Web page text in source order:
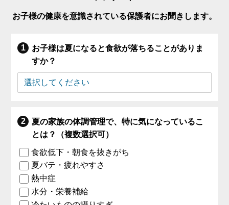
お子様の健康を意識されている保護者にお聞きします。
お子様は夏になると食欲が落ちることがありま
すか？
夏の家族の体調管理で、特に気になっているこ
とは？（複数選択可）
食欲低下・朝食を抜きがち
夏バテ・疲れやすさ
熱中症
水分・栄養補給